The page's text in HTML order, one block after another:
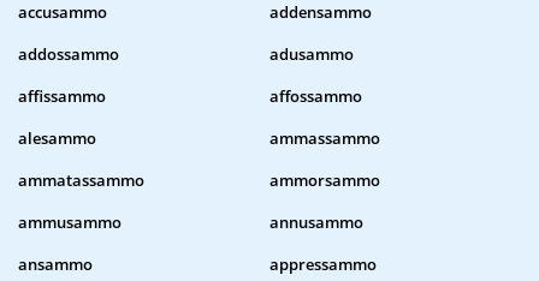
accusammo
addensammo
addossammo
adusammo
affissammo
affossammo
alesammo
ammassammo
ammatassammo
ammorsammo
ammusammo
annusammo
ansammo
appressammo